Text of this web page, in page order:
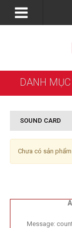
DANH
SOUND CARD
Chưa có sản
Message: